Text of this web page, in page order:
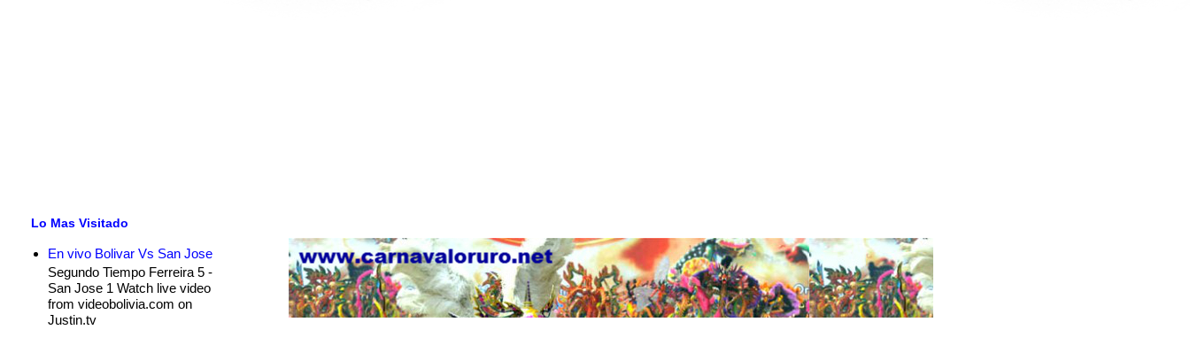
Lo Mas Visitado
En vivo Bolivar Vs San Jose
Segundo Tiempo Ferreira 5 -
San Jose 1 Watch live video
from videobolivia.com on
Justin.tv